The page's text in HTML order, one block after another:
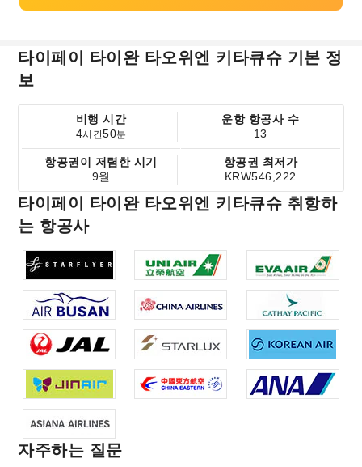
타이페이 타이완 타오위엔 키타큐슈 기본 정
보
비행 시간
4시간50분
운항 항공사 수
13
항공권이 저렴한 시기
9월
항공권 최저가
KRW546,222
타이페이 타이완 타오위엔 키타큐슈 취항하
는 항공사
자주하는 질문